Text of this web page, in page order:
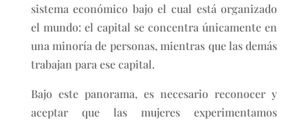
sistema económico bajo el cual está organizado
el mundo: el capital se concentra únicamente en
una minoría de personas, mientras que las demás
trabajan para ese capital.
Bajo este panorama, es necesario reconocer y
aceptar que las mujeres experimentamos